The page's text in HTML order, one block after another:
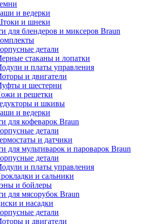
и ведерки
и шнеки
для блендеров и миксеров Braun
детали
стаканы и лопатки
и платы управления
и двигатели
и шестерни
и решетки
и шкивы
и ведерки
для кофеварок Braun
детали
и датчики
для мультиварок и пароварок Braun
детали
и платы управления
и сальники
и бойлеры
для мясорубок Braun
и насадки
детали
и двигатели